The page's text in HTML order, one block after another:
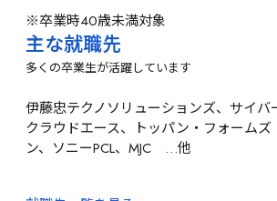
※卒業時40歳未満対象
主な就職先
多くの卒業生が活躍しています
伊藤忠テクノソリューションズ、サイバ
クラウドエース、トッパン・フォームズ
ン、ソニーPCL、MJC　…他